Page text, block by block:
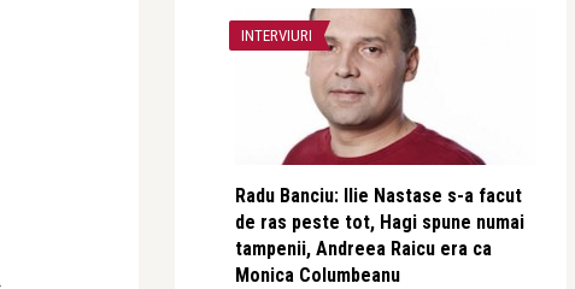
INTERVIURI
Radu Banciu: Ilie Nastase s-a facut
de ras peste tot, Hagi spune numai
tampenii, Andreea Raicu era ca
Monica Columbeanu